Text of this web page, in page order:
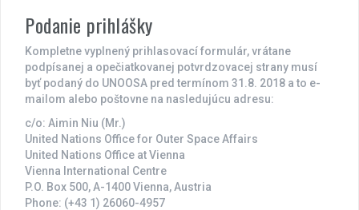
Podanie prihlášky
Kompletne vyplnený prihlasovací formulár, vrátane
podpísanej a opečiatkovanej potvrdzovacej strany musí
byť podaný do UNOOSA pred termínom 31.8. 2018 a to e-
mailom alebo poštovne na nasledujúcu adresu:
c/o: Aimin Niu (Mr.)
United Nations Office for Outer Space Affairs
United Nations Office at Vienna
Vienna International Centre
P.O. Box 500, A-1400 Vienna, Austria
Phone: (+43 1) 26060-4957